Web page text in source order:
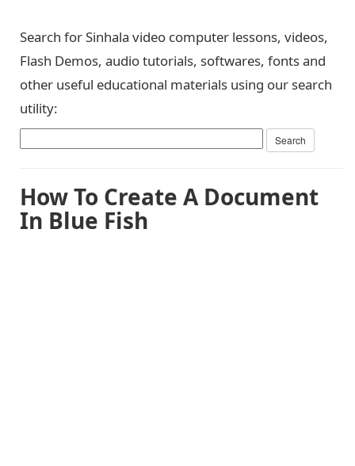
Search for Sinhala video computer lessons, videos,
Flash Demos, audio tutorials, softwares, fonts and
other useful educational materials using our search
utility:
How To Create A Document
In Blue Fish